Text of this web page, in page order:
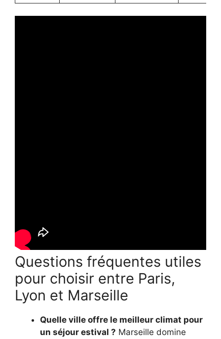
Questions fréquentes utiles
pour choisir entre Paris,
Lyon et Marseille
Quelle ville offre le meilleur climat pour
un séjour estival ? Marseille domine